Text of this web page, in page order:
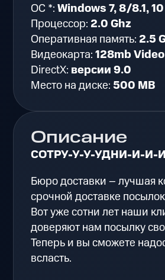
Описание
СОТРУ-У-У-УДНИ-И-И-
Бюро доставки – лучшая
срочной доставке
Вот уже сотни лет наши
доверяют нам посылку
Теперь и вы сможете
всласть.
ОС *:Windows 7, 8/8.1, 10
Процессор: 2.0 Ghz
Оперативная память: 2.5
Видеокарта:128mb
DirectX: версии 9.0
Место на диске:500 MB